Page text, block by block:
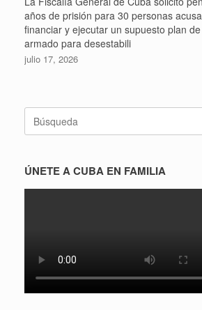
años de prisión para 30 personas
financiar y ejecutar un supuesto plan
armado para desestabili
julio 17, 2026
Buscar:
ÚNETE A CUBA EN FAMILIA